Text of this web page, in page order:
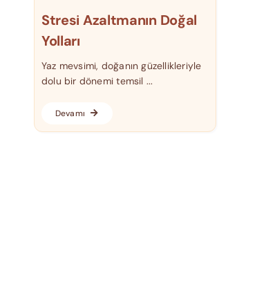
Stresi Azaltmanın Doğal
Yolları
Yaz mevsimi, doğanın güzellikleriyle
dolu bir dönemi temsil ...
Devamı